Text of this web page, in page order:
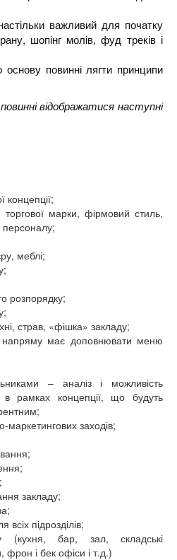
важливий для початку
шопінг молів, фуд треків і
повинні лягти принципи
відображатися наступні
марки, фірмовий стиль,
меблі;
розпорядку;
страв, «фішка» закладу;
напряму має доповнювати меню
– аналіз і можливість
в рамках концепції, що будуть
маркетингових заходів;
закладу;
всіх підрозділів;
(кухня, бар, зал, складські
і бек офіси і т.д.)